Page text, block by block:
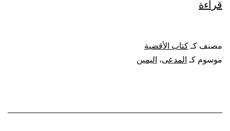
قراءة
المدعى
مصنف كـكتاب الأقضية
موسوم كـ المدعى، اليمين